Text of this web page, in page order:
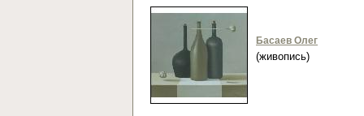
Басаев Олег
(живопись)